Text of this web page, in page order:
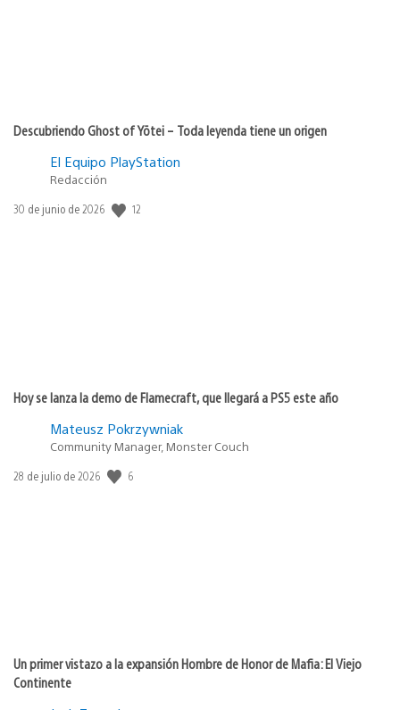
Descubriendo Ghost of Yōtei – Toda leyenda tiene un origen
El Equipo PlayStation
Redacción
Fecha
30 de junio de 2026 12
Hoy se lanza la demo de Flamecraft, que llegará a PS5 este año
Mateusz Pokrzywniak
Community Manager, Monster Couch
Fecha
28 de julio de 2026 6
Un primer vistazo a la expansión Hombre de Honor de Mafia: El Viejo
Continente